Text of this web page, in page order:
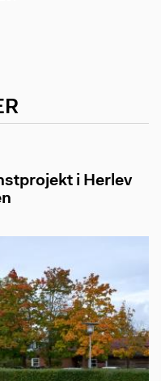
i Herlev